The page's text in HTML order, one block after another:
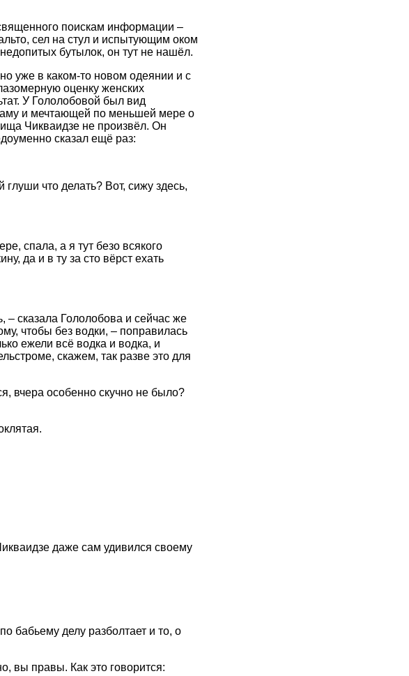
поискам информации –
сел на стул и испытующим оком
бутылок, он тут не нашёл.
уже в каком-то новом одеянии и с
оценку женских
У Гололобовой был вид
и мечтающей по меньшей мере о
Чикваидзе не произвёл. Он
сказал ещё раз:
что делать? Вот, сижу здесь,
спала, а я тут безо всякого
да и в ту за сто вёрст ехать
– сказала Гололобова и сейчас же
чтобы без водки, – поправилась
ежели всё водка и водка, и
скажем, так разве это для
вчера особенно скучно не было?
даже сам удивился своему
бабьему делу разболтает и то, о
вы правы. Как это говорится: